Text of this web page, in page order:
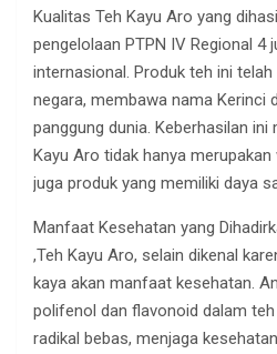
Kualitas Teh Kayu Aro yang
pengelolaan PTPN IV Regional 4
internasional. Produk teh ini
negara, membawa nama Kerinci
panggung dunia. Keberhasilan ini
Kayu Aro tidak hanya
juga produk yang memiliki daya
Manfaat Kesehatan yang
,Teh Kayu Aro, selain dikenal
kaya akan manfaat kesehatan.
polifenol dan flavonoid dalam
radikal bebas, menjaga